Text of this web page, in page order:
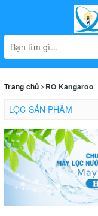
Trang chủ RO Kangaroo
LỌC SẢN PHẨM